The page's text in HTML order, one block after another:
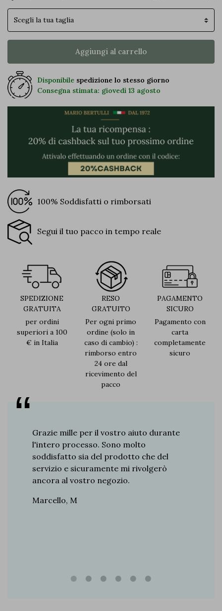
Taglia
Aggiungi al carrello
Disponibile spedizione lo stesso giorno
Consegna stimata: giovedì 13 agosto
100% Soddisfatti o rimborsati
Segui il tuo pacco in tempo reale
SPEDIZIONE
GRATUITA
per ordini
superiori a 100
€ in Italia
RESO
GRATUITO
Per ogni primo
ordine (solo in
caso di cambio) :
rimborso entro
24 ore dal
ricevimento del
pacco
PAGAMENTO
SICURO
Pagamento con
carta
completamente
sicuro
Grazie mille per il vostro aiuto durante
l'intero processo. Sono molto
soddisfatto sia del prodotto che del
servizio e sicuramente mi rivolgerò
ancora al vostro negozio.
Marcello, M